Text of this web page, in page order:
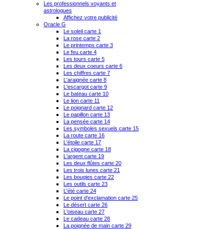
Les professionnels voyants et
astrologues
Affichez votre publicité
Oracle G
Le soleil carte 1
La rose carte 2
Le printemps carte 3
Le feu carte 4
Les tours carte 5
Les deux coeurs carte 6
Les chiffres carte 7
L'araignée carte 8
L'escargot carte 9
Le bateau carte 10
Le lion carte 11
Le poignard carte 12
Le papillon carte 13
La pensée carte 14
Les symboles sexuels carte 15
La route carte 16
L'étoile carte 17
La cigogne carte 18
L'argent carte 19
Les deux flûtes carte 20
Les trois lunes carte 21
Les bougies carte 22
Les outils carte 23
L'été carte 24
Le point d'exclamation carte 25
Le désert carte 26
L'oiseau carte 27
Le cadeau carte 28
La poignée de main carte 29